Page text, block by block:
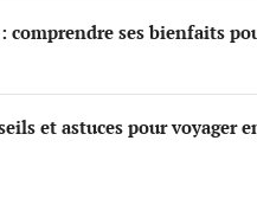
ses bienfaits
et astuces pour voyager